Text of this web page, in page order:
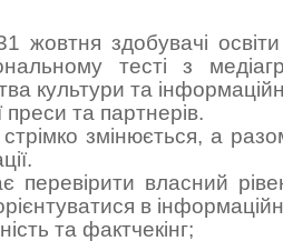
жовтня здобувачі
тесті з
культури та
преси та партнерів.
змінюється, а
перевірити власний
в
та фактчекінг;